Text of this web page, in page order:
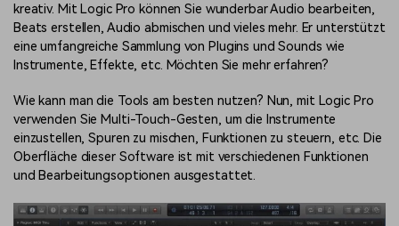
kreativ. Mit Logic Pro können Sie wunderbar Audio bearbeiten,
Beats erstellen, Audio abmischen und vieles mehr. Er unterstützt
eine umfangreiche Sammlung von Plugins und Sounds wie
Instrumente, Effekte, etc. Möchten Sie mehr erfahren?
Wie kann man die Tools am besten nutzen? Nun, mit Logic Pro
verwenden Sie Multi-Touch-Gesten, um die Instrumente
einzustellen, Spuren zu mischen, Funktionen zu steuern, etc. Die
Oberfläche dieser Software ist mit verschiedenen Funktionen
und Bearbeitungsoptionen ausgestattet.